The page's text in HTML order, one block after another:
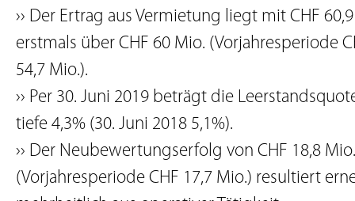
›› Der Ertrag aus Vermietung liegt mit CHF
erstmals über CHF 60 Mio. (Vorjahresperiode
54,7 Mio.).
›› Per 30. Juni 2019 beträgt die
tiefe 4,3% (30. Juni 2018 5,1%).
›› Der Neubewertungserfolg von CHF 18,8 Mio.
(Vorjahresperiode CHF 17,7 Mio.) resultiert